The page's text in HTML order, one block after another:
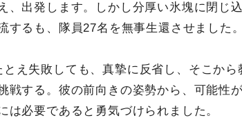
、出発します。しかし分厚い氷塊に閉じ
するも、隊員27名を無事生還させました。
とえ失敗しても、真摯に反省し、そこか
戦する。彼の前向きの姿勢から、可能性
は必要であると勇気づけられました。